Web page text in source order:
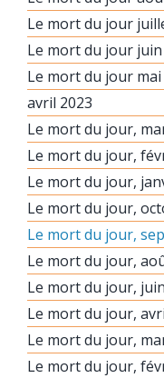
Le mort du jour
Le mort du jour juin
Le mort du jour mai
avril 2023
Le mort du jour,
Le mort du jour,
Le mort du jour,
Le mort du jour,
Le mort du jour,
Le mort du jour,
Le mort du jour,
Le mort du jour,
Le mort du jour,
Le mort du jour,